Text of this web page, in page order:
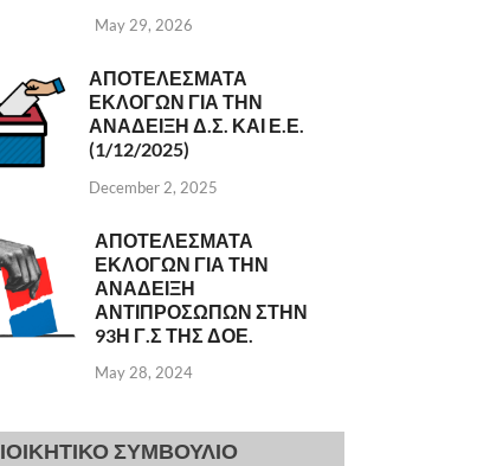
May 29, 2026
ΑΠΟΤΕΛΕΣΜΑΤΑ
ΕΚΛΟΓΩΝ ΓΙΑ ΤΗΝ
ΑΝΑΔΕΙΞΗ Δ.Σ. ΚΑΙ Ε.Ε.
(1/12/2025)
December 2, 2025
ΑΠΟΤΕΛΕΣΜΑΤΑ
ΕΚΛΟΓΩΝ ΓΙΑ ΤΗΝ
ΑΝΑΔΕΙΞΗ
ΑΝΤΙΠΡΟΣΩΠΩΝ ΣΤΗΝ
93Η Γ.Σ ΤΗΣ ΔΟΕ.
May 28, 2024
ΣΥΜΒΟΥΛΙΟ